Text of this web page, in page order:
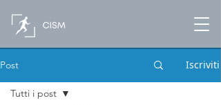
Post Iscriviti
Tutti i post